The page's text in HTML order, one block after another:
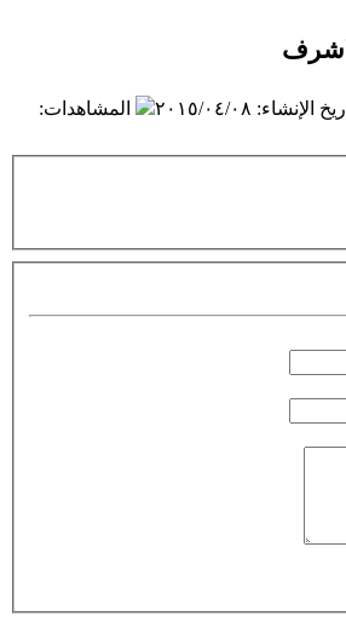
الإنشاء: ٢٠١٥/٠٤/٠٨ المشاهدات: